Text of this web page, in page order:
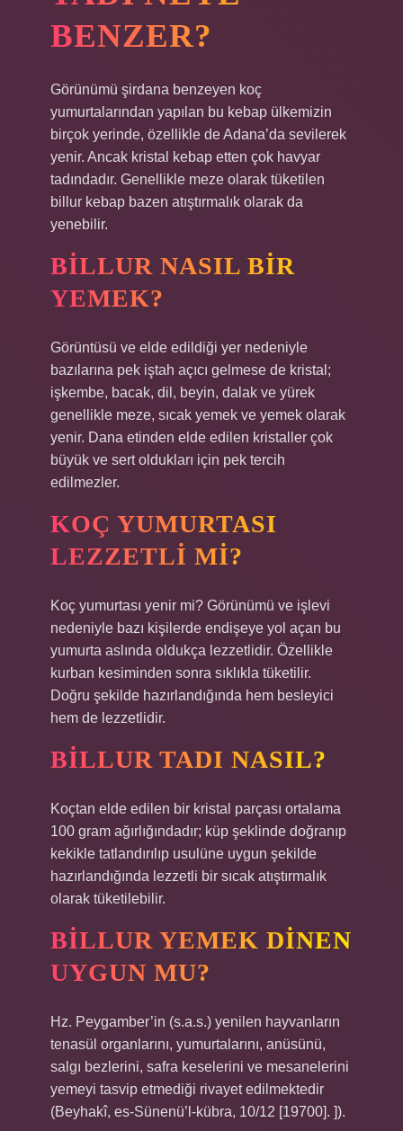
BENZER?
Görünümü şirdana benzeyen koç
yumurtalarından yapılan bu kebap ülkemizin
birçok yerinde, özellikle de Adana’da sevilerek
yenir. Ancak kristal kebap etten çok havyar
tadındadır. Genellikle meze olarak tüketilen
billur kebap bazen atıştırmalık olarak da
yenebilir.
BILLUR NASIL BIR
YEMEK?
Görüntüsü ve elde edildiği yer nedeniyle
bazılarına pek iştah açıcı gelmese de kristal;
işkembe, bacak, dil, beyin, dalak ve yürek
genellikle meze, sıcak yemek ve yemek olarak
yenir. Dana etinden elde edilen kristaller çok
büyük ve sert oldukları için pek tercih
edilmezler.
KOÇ YUMURTASI
LEZZETLI MI?
Koç yumurtası yenir mi? Görünümü ve işlevi
nedeniyle bazı kişilerde endişeye yol açan bu
yumurta aslında oldukça lezzetlidir. Özellikle
kurban kesiminden sonra sıklıkla tüketilir.
Doğru şekilde hazırlandığında hem besleyici
hem de lezzetlidir.
BILLUR TADI NASIL?
Koçtan elde edilen bir kristal parçası ortalama
100 gram ağırlığındadır; küp şeklinde doğranıp
kekikle tatlandırılıp usulüne uygun şekilde
hazırlandığında lezzetli bir sıcak atıştırmalık
olarak tüketilebilir.
BILLUR YEMEK DINEN
UYGUN MU?
Hz. Peygamber’in (s.a.s.) yenilen hayvanların
tenasül organlarını, yumurtalarını, anüsünü,
salgı bezlerini, safra keselerini ve mesanelerini
yemeyi tasvip etmediği rivayet edilmektedir
(Beyhakî, es-Sünenü’l-kübra, 10/12 [19700]. ]).